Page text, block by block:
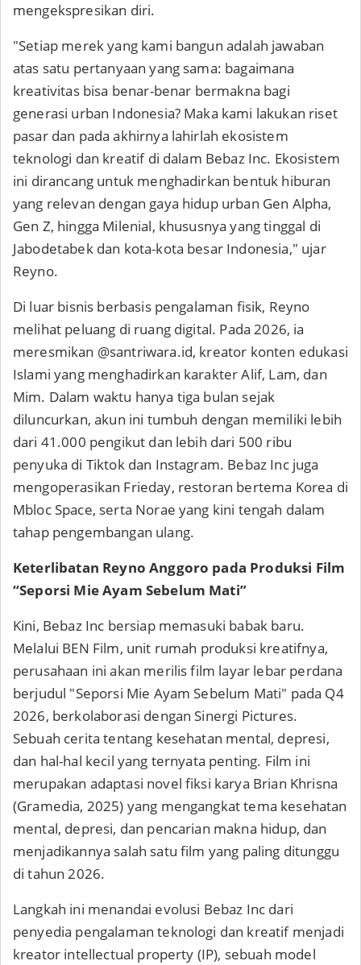
mengekspresikan diri.
"Setiap merek yang kami bangun adalah jawaban
atas satu pertanyaan yang sama: bagaimana
kreativitas bisa benar-benar bermakna bagi
generasi urban Indonesia? Maka kami lakukan riset
pasar dan pada akhirnya lahirlah ekosistem
teknologi dan kreatif di dalam Bebaz Inc. Ekosistem
ini dirancang untuk menghadirkan bentuk hiburan
yang relevan dengan gaya hidup urban Gen Alpha,
Gen Z, hingga Milenial, khususnya yang tinggal di
Jabodetabek dan kota-kota besar Indonesia," ujar
Reyno.
Di luar bisnis berbasis pengalaman fisik, Reyno
melihat peluang di ruang digital. Pada 2026, ia
meresmikan @santriwara.id, kreator konten edukasi
Islami yang menghadirkan karakter Alif, Lam, dan
Mim. Dalam waktu hanya tiga bulan sejak
diluncurkan, akun ini tumbuh dengan memiliki lebih
dari 41.000 pengikut dan lebih dari 500 ribu
penyuka di Tiktok dan Instagram. Bebaz Inc juga
mengoperasikan Frieday, restoran bertema Korea di
Mbloc Space, serta Norae yang kini tengah dalam
tahap pengembangan ulang.
Keterlibatan Reyno Anggoro pada Produksi Film
“Seporsi Mie Ayam Sebelum Mati”
Kini, Bebaz Inc bersiap memasuki babak baru.
Melalui BEN Film, unit rumah produksi kreatifnya,
perusahaan ini akan merilis film layar lebar perdana
berjudul "Seporsi Mie Ayam Sebelum Mati" pada Q4
2026, berkolaborasi dengan Sinergi Pictures.
Sebuah cerita tentang kesehatan mental, depresi,
dan hal-hal kecil yang ternyata penting. Film ini
merupakan adaptasi novel fiksi karya Brian Khrisna
(Gramedia, 2025) yang mengangkat tema kesehatan
mental, depresi, dan pencarian makna hidup, dan
menjadikannya salah satu film yang paling ditunggu
di tahun 2026.
Langkah ini menandai evolusi Bebaz Inc dari
penyedia pengalaman teknologi dan kreatif menjadi
kreator intellectual property (IP), sebuah model